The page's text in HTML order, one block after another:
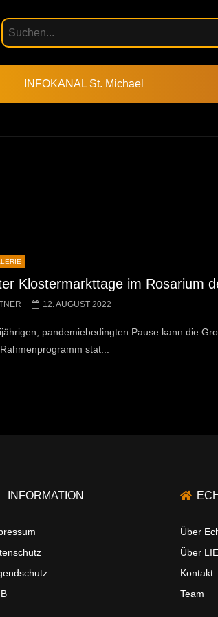
INFOKANAL St. Michael
Klostermarkttage im Rosarium
12. AUGUST 2022
pandemiebedingten Pause kann die
stat...
INFORMATION
Über
Über
Kontakt
Team